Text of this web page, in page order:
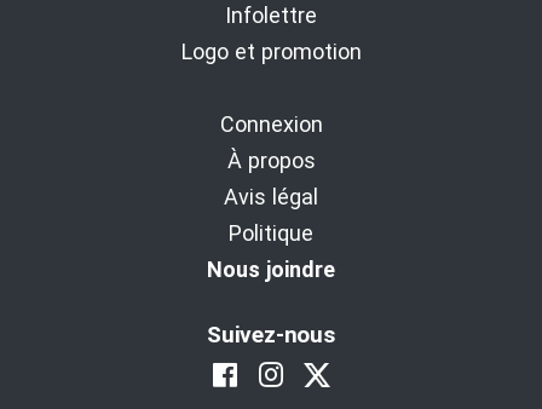
Infolettre
Logo et promotion
Connexion
À propos
Avis légal
Politique
Nous joindre
Suivez-nous